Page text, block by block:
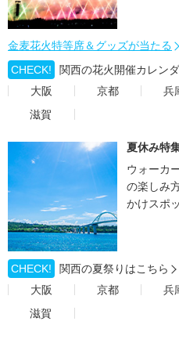
金麦花火特等席＆グッズが当たる
CHECK!
関西の花火開催カレン
大阪
京都 兵
滋賀
夏休み特
ウォーカ
の楽しみ
かけスポ
CHECK!
関西の夏祭りはこちら
大阪
京都 兵
滋賀